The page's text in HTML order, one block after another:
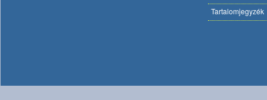
Tartalomjegyzék